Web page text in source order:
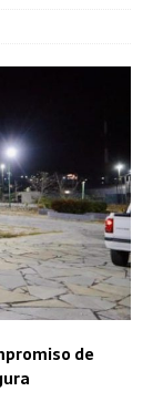
de